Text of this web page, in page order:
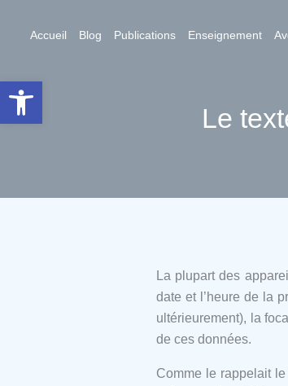
Ouvrir la barre d’outils
Accueil Blog Publications Enseignement
Le
La plupart des
date et l’heure de la
ultérieurement), la
de ces données.
Comme le rappelait